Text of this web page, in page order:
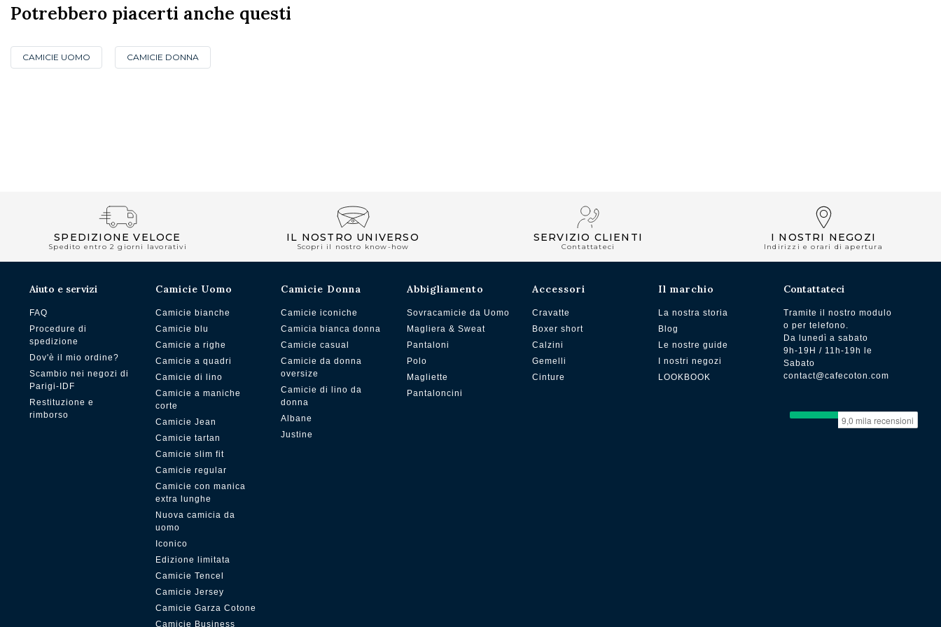
Potrebbero piacerti anche questi
CAMICIE UOMO CAMICIE DONNA
SPEDIZIONE VELOCE
Spedito entro 2 giorni lavorativi
IL NOSTRO UNIVERSO
Scopri il nostro know-how
SERVIZIO CLIENTI
Contattateci
I NOSTRI NEGOZI
Indirizzi e orari di apertura
Aiuto e servizi
FAQ
Procedure di
spedizione
Dov'è il mio ordine?
Scambio nei negozi di
Parigi-IDF
Restituzione e
rimborso
Camicie Uomo
Camicie bianche
Camicie blu
Camicie a righe
Camicie a quadri
Camicie di lino
Camicie a maniche
corte
Camicie Jean
Camicie tartan
Camicie slim fit
Camicie regular
Camicie con manica
extra lunghe
Nuova camicia da
uomo
Iconico
Edizione limitata
Camicie Tencel
Camicie Jersey
Camicie Garza Cotone
Camicie Business
Camicie Donna
Camicie iconiche
Camicia bianca donna
Camicie casual
Camicie da donna
oversize
Camicie di lino da
donna
Albane
Justine
Abbigliamento
Sovracamicie da Uomo
Magliera & Sweat
Pantaloni
Polo
Magliette
Pantaloncini
Accessori
Cravatte
Boxer short
Calzini
Gemelli
Cinture
Il marchio
La nostra storia
Blog
Le nostre guide
I nostri negozi
LOOKBOOK
Contattateci
Tramite il nostro modulo
o per telefono.
Da lunedì a sabato
9h-19H / 11h-19h le
Sabato
contact@cafecoton.com